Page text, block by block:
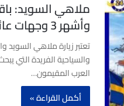
وأشهر 3 وجهات عائلية
تعتبر زيارة ملاهي السويد
والسياحية الفريدة التي
العرب المقيمون…
أكمل القراءة »